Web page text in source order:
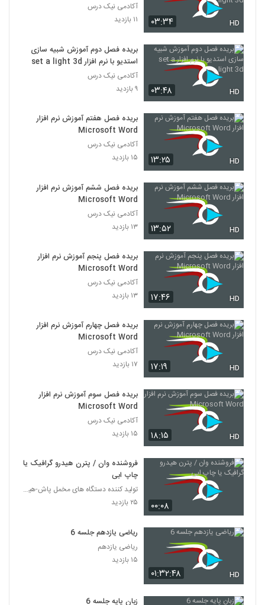
۰۳:۳۴ HD
آکادمی نیک درس
۱۱ بازدید
۰۳:۴۸ HD
بریده فصل دوم آموزش شبیه سازی
استدیو با نرم افزار set a light 3d
آکادمی نیک درس
۹ بازدید
۱۳:۲۵ HD
بریده فصل هفتم آموزش نرم افزار
Microsoft Word
آکادمی نیک درس
۱۵ بازدید
۱۳:۵۲ HD
بریده فصل ششم آموزش نرم افزار
Microsoft Word
آکادمی نیک درس
۱۳ بازدید
۱۷:۴۶ HD
بریده فصل پنجم آموزش نرم افزار
Microsoft Word
آکادمی نیک درس
۱۳ بازدید
۱۷:۱۹ HD
بریده فصل چهارم آموزش نرم افزار
Microsoft Word
آکادمی نیک درس
۱۷ بازدید
۱۸:۱۵ HD
بریده فصل سوم آموزش نرم افزار
Microsoft Word
آکادمی نیک درس
۱۵ بازدید
۰۰:۰۸
فروشنده وان / پترن هیدرو گرافیک یا
چاپ ابی
تولید کننده دستگاه های مخمل پاش-هیدروگرافیک-ابکاری
۲۵ بازدید
۰۱:۳۲:۴۸ HD
ریاضی یازدهم جلسه 6
ریاضی یازدهم
۱۵ بازدید
زبان پایه جلسه 6